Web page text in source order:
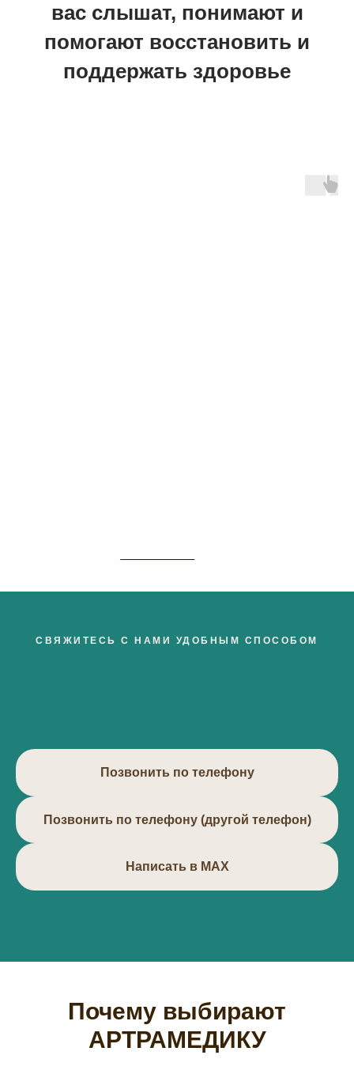
вас слышат, понимают и
помогают восстановить и
поддержать здоровье
СВЯЖИТЕСЬ С НАМИ УДОБНЫМ СПОСОБОМ
Позвонить по телефону
Позвонить по телефону (другой телефон)
Написать в МАХ
Почему выбирают
АРТРАМЕДИКУ